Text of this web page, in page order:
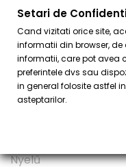
Setari de
Cand vizitati orice site,
informatii din browser,
informatii, care pot avea
preferintele dvs sau
in general folosite astfel
asteptarilor.